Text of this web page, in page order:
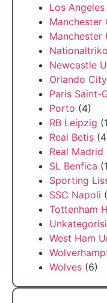
Los Angeles
Manchester
Manchester
Newcastle
Orlando
Paris Saint-
Porto (4)
RB Leipzig
Real Betis
Real Madrid
SL Benfica
Sporting
SSC Napoli
Tottenham
West Ham
Wolves (6)